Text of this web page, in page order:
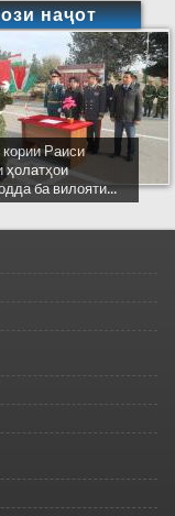
наҷот
Раиси
ҳолатҳои
ба вилояти...